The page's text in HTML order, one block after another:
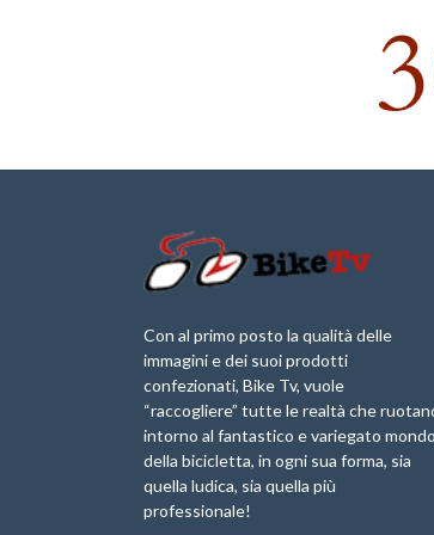
Con al primo posto la qualità delle
immagini e dei suoi prodotti
confezionati, Bike Tv, vuole
“raccogliere” tutte le realtà che
intorno al fantastico e variegato mondo
della bicicletta, in ogni sua forma, sia
quella ludica, sia quella più
professionale!
Briko Torino – 11
Maggio 2025 – r
Giancarlo Brocci
Marathon
Anteprima
1a Edizione
Granfondo